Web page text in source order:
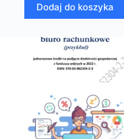
Dodaj do koszyka